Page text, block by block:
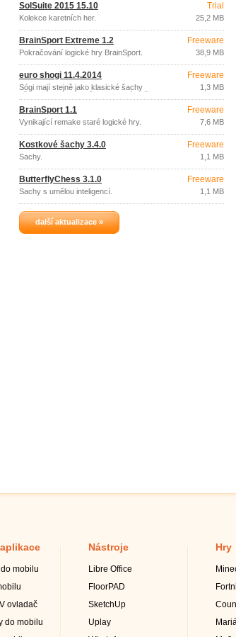
SolSuite 2015 15.10
Kolekce karetních her.
Trial
25,2 MB
BrainSport Extreme 1.2
Pokračování logické hry BrainSport.
Freeware
38,9 MB
euro shogi 11.4.2014
Šógi mají stejně jako klasické šachy
několik variant, i když velice malý počet.
Freeware
1,3 MB
BrainSport 1.1
Vynikající remake staré logické hry.
Freeware
7,6 MB
Kostkové šachy 3.4.0
Šachy.
Freeware
1,1 MB
ButterflyChess 3.1.0
Šachy s umělou inteligencí.
Freeware
1,1 MB
další aktualizace »
mobilu
ovladač
do mobilu
Nástroje
Libre Office
FloorPAD
SketchUp
Uplay
Hry